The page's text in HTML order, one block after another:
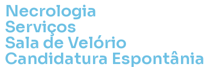
Necrologia
Serviços
Sala de Velório
Candidatura Espontânia